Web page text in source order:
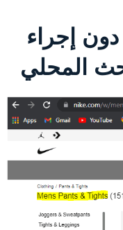
إجراء
المحلي